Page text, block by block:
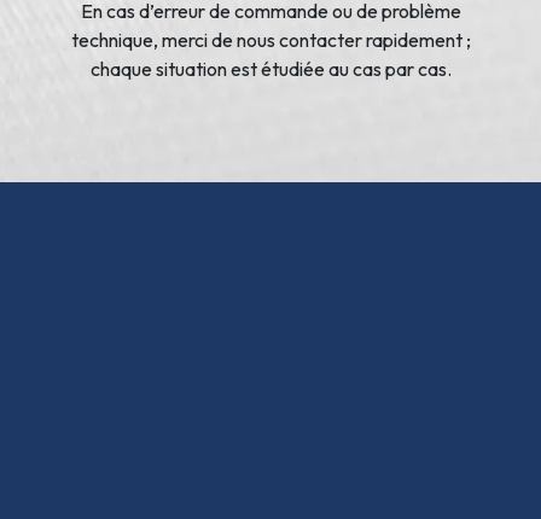
En cas d’erreur de commande ou de problème
technique, merci de nous contacter rapidement ;
chaque situation est étudiée au cas par cas.